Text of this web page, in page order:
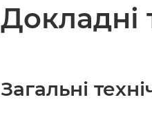
Докладні
Загальні